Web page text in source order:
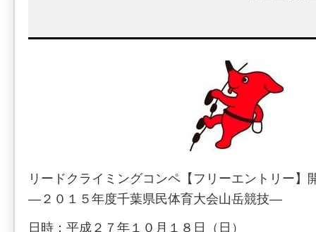
リードクライミングコンペ【フリーエントリー】
―２０１５年度千葉県民体育大会山岳競技―
日時：平成２７年１０月１８日（日）